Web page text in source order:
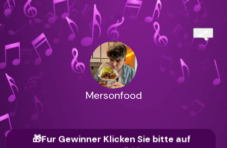
Mersonfood
🎁Fur Gewinner Klicken Sie bitte auf